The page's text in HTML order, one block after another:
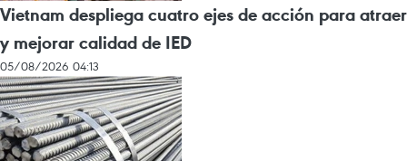
Vietnam despliega cuatro ejes de acción para atraer
y mejorar calidad de IED
05/08/2026 04:13